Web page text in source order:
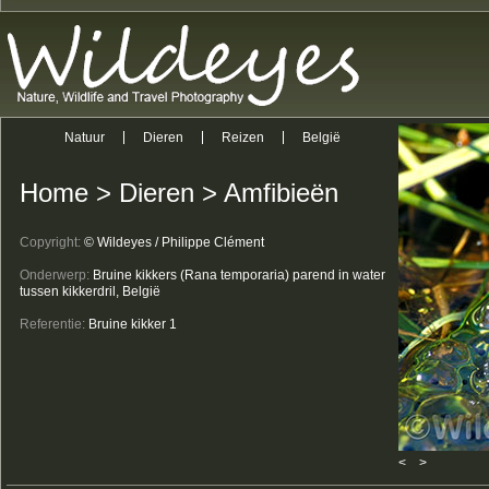
Natuur Dieren Reizen België
Home > Dieren > Amfibieën
Copyright: © Wildeyes / Philippe Clément
Onderwerp: Bruine kikkers (Rana temporaria) parend in water
tussen kikkerdril, België
Referentie: Bruine kikker 1
< >